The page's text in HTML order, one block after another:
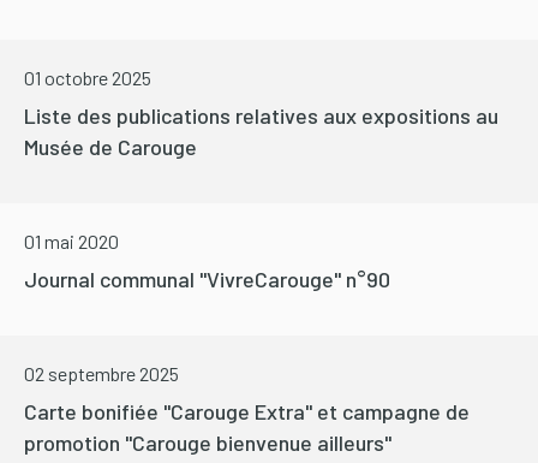
Liste des publications relatives aux expositions au
Musée de Carouge
01 octobre 2025
Journal communal "VivreCarouge" n°90
01 mai 2020
Carte bonifiée "Carouge Extra" et campagne de
promotion "Carouge bienvenue ailleurs"
02 septembre 2025